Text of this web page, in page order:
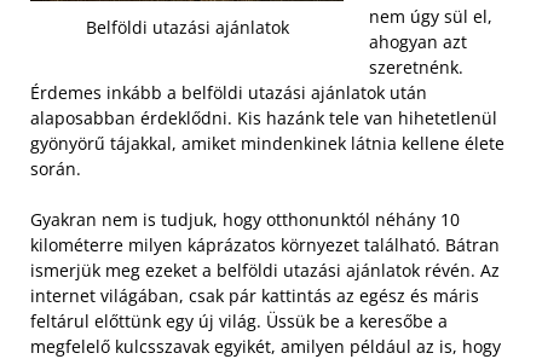
Belföldi utazási ajánlatok
nem úgy sül el,
ahogyan azt
szeretnénk.
Érdemes inkább a belföldi utazási ajánlatok után
alaposabban érdeklődni. Kis hazánk tele van hihetetlenül
gyönyörű tájakkal, amiket mindenkinek látnia kellene élete
során.
Gyakran nem is tudjuk, hogy otthonunktól néhány 10
kilométerre milyen káprázatos környezet található. Bátran
ismerjük meg ezeket a belföldi utazási ajánlatok révén. Az
internet világában, csak pár kattintás az egész és máris
feltárul előttünk egy új világ. Üssük be a keresőbe a
megfelelő kulcsszavak egyikét, amilyen például az is, hogy